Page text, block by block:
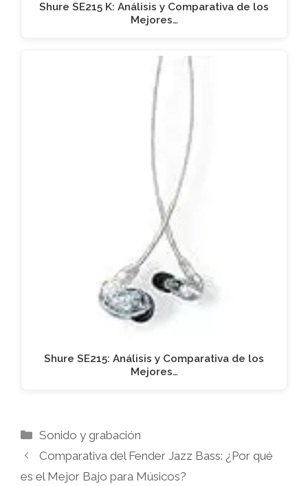
Shure SE215 K: Análisis y Comparativa de los
Mejores…
Shure SE215: Análisis y Comparativa de los
Mejores…
Categorías
Sonido y grabación
Comparativa del Fender Jazz Bass: ¿Por qué
es el Mejor Bajo para Músicos?